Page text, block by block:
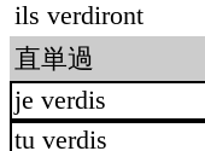
ils verdiront
直単過
je verdis
tu verdis